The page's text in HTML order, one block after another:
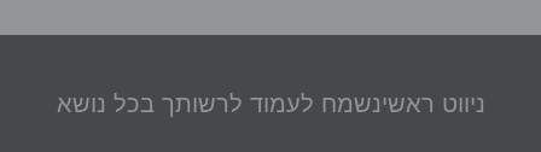
ניווט ראשינשמח לעמוד לרשותך בכל נושא